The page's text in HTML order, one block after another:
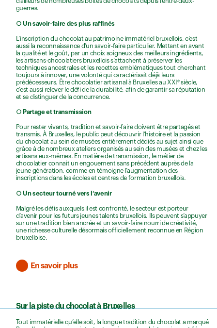
guerres.
○ Un savoir-faire des plus raffinés
L’inscription du chocolat au patrimoine immatériel bruxellois, c’est
aussi la reconnaissance d’un savoir-faire particulier. Mettant en avant
la qualité et le goût, par un choix soigneux des meilleurs ingrédients,
les artisans-chocolatiers bruxellois s’attachent à préserver les
techniques ancestrales et les recettes emblématiques tout cherchant
toujours à innover, une volonté qui caractérisait déjà leurs
prédécesseurs. Être chocolatier artisanal à Bruxelles au XXIᵉ siècle,
c’est aussi relever le défi de la durabilité, afin de garantir sa réputation
et se distinguer de la concurrence.
○ Partage et transmission
Pour rester vivants, tradition et savoir-faire doivent être partagés et
transmis. À Bruxelles, le public peut découvrir l’histoire et la passion
du chocolat au sein de musées entièrement dédiés au sujet ainsi que
grâce à de nombreux ateliers organisés au sein des musées et chez les
artisans eux-mêmes. En matière de transmission, le métier de
chocolatier connait un engouement sans précédent auprès de la
jeune génération, comme en témoigne l’augmentation des
inscriptions dans les écoles et centres de formation bruxellois.
○ Un secteur tourné vers l’avenir
Malgré les défis auxquels il est confronté, le secteur est porteur
d’avenir pour les futurs jeunes talents bruxellois. Ils peuvent s’appuyer
sur une tradition bien ancrée et un savoir-faire nourri de créativité,
une richesse culturelle désormais officiellement reconnue en Région
bruxelloise.
En savoir plus
Sur la piste du chocolat à Bruxelles
Tout immatérielle qu’elle soit, la longue tradition du chocolat a marqué